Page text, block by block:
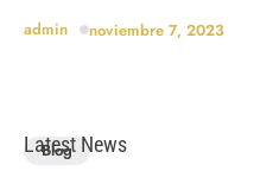
Blog
admin noviembre 7, 2023
Latest News